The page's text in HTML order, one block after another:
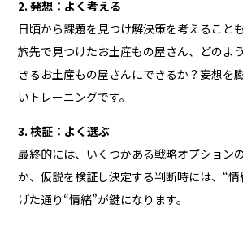
2. 発想：よく考える
日頃から課題を見つけ解決策を考えること
旅先で見つけたお土産もの屋さん、どのよ
きるお土産もの屋さんにできるか？妄想を
いトレーニングです。
3. 検証：よく選ぶ
最終的には、いくつかある戦略オプション
か、仮説を検証し決定する判断時には、“
げた通り“情緒”が鍵になります。